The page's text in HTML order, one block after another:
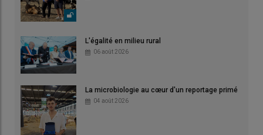
L'égalité en milieu rural
06 août 2026
La microbiologie au cœur d'un reportage primé
04 août 2026